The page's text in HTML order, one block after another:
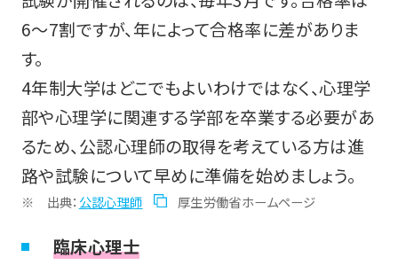
6～7割ですが、年によって合格率に差がありま
す。
4年制大学はどこでもよいわけではなく、心理学
部や心理学に関連する学部を卒業する必要があ
るため、公認心理師の取得を考えている方は進
路や試験について早めに準備を始めましょう。
出典： 公認心理師 厚生労働省ホームページ
臨床心理士